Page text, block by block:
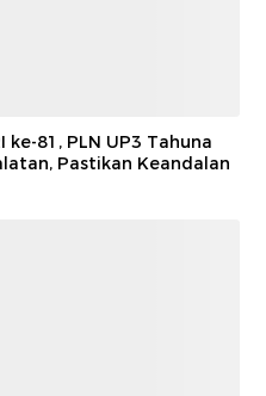
81, PLN UP3 Tahuna
Pastikan Keandalan